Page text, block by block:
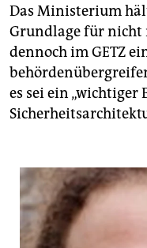
Das Ministerium
Grundlage für nicht
dennoch im GETZ
es sei ein „wichtiger